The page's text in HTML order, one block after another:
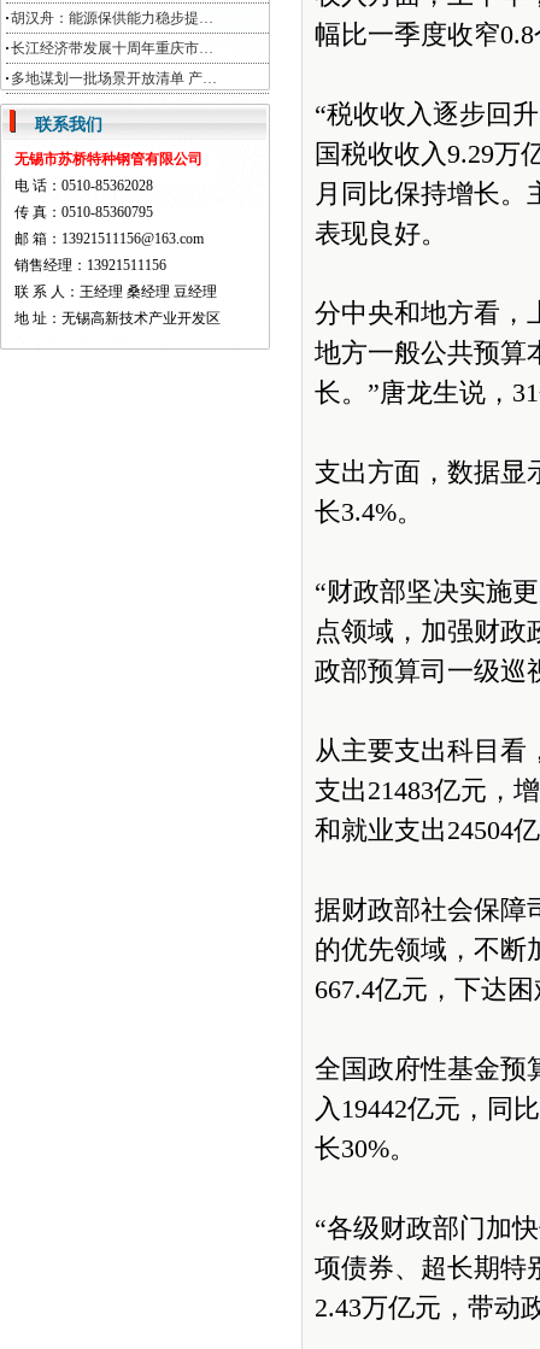
胡汉舟：能源保供能力稳步提…
长江经济带发展十周年重庆市…
多地谋划一批场景开放清单 产…
联系我们
无锡市苏桥特种钢管有限公司
电 话：0510-85362028
传 真：0510-85360795
邮 箱：13921511156@163.com
销售经理：13921511156
联 系 人：王经理 桑经理 豆经理
地 址：无锡高新技术产业开发区
幅比一季度收窄
“税收收入逐步回
国税收收入9.29万
月同比保持增长。
表现良好。
分中央和地方看，
地方一般公共预算
长。”唐龙生说，
支出方面，数据显
长3.4%。
“财政部坚决实施
点领域，加强财政
政部预算司一级巡
从主要支出科目看
支出21483亿元，
和就业支出24504
据财政部社会保障
的优先领域，不断
667.4亿元，下达
全国政府性基金预
入19442亿元，同
长30%。
“各级财政部门加
项债券、超长期特
2.43万亿元，带动